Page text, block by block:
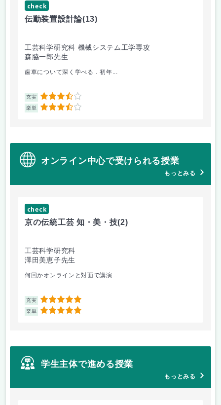
check
伝動装置設計論(13)
工芸科学研究科 機械システム工学専攻
森脇一郎先生
歯車について深く学べる．初年...
充実 3.5
楽単 3.5
オンライン中心で受けられる授業
もっとみる
check
京の伝統工芸 知・美・技(2)
工芸科学研究科
澤田美恵子先生
何回かオンラインと対面で講演...
充実 5
楽単 5
学生主体で進める授業
もっとみる